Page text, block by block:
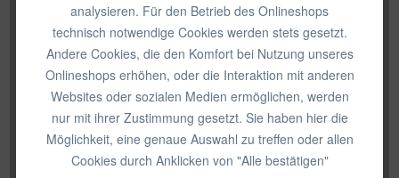
analysieren. Für den Betrieb des Onlineshops
technisch notwendige Cookies werden stets gesetzt.
Andere Cookies, die den Komfort bei Nutzung unseres
Onlineshops erhöhen, oder die Interaktion mit anderen
Websites oder sozialen Medien ermöglichen, werden
nur mit ihrer Zustimmung gesetzt. Sie haben hier die
Möglichkeit, eine genaue Auswahl zu treffen oder allen
Cookies durch Anklicken von "Alle bestätigen"